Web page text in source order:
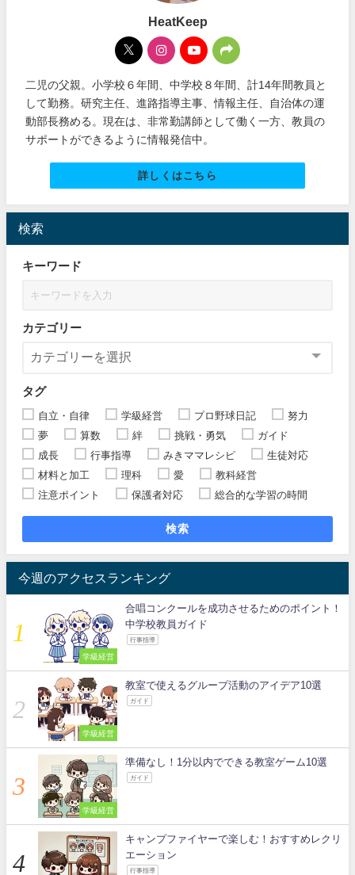
HeatKeep
二児の父親。小学校６年間、中学校８年間、計14年間教員と
して勤務。研究主任、進路指導主事、情報主任、自治体の運
動部長務める。現在は、非常勤講師として働く一方、教員の
サポートができるように情報発信中。
詳しくはこちら
検索
キーワード
カテゴリー
タグ
自立・自律 学級経営 プロ野球日記
努力
夢
算数 絆 挑戦・勇気
ガイド
成長
行事指導 みきママレシピ
生徒対応
材料と加工
理科 愛
教科経営
注意ポイント
保護者対応 総合的な学習の時間
検索
今週のアクセスランキング
学級経営
合唱コンクールを成功させるためのポイント！
中学校教員ガイド
行事指導
学級経営
教室で使えるグループ活動のアイデア10選
ガイド
学級経営
準備なし！1分以内でできる教室ゲーム10選
ガイド
キャンプファイヤーで楽しむ！おすすめレクリ
エーション
行事指導